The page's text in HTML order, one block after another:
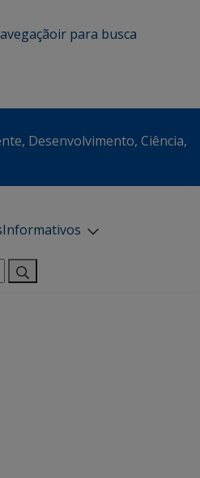
ir para busca
Desenvolvimento, Ciência,
Informativos